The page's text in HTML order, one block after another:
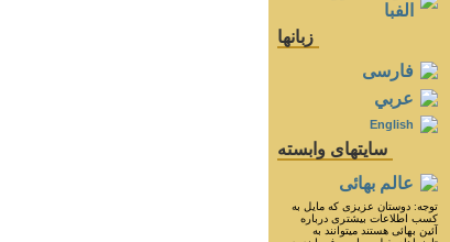
الفبا
زبانها
فارسی
عربي
English
سايتهای وابسته
عالم بهائی
توجه: دوستان عزيزى كه مايل به
كسب اطلاعات بيشترى درباره
آئين بهائى هستند ميتوانند به